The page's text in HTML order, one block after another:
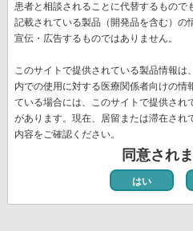
日本医用画像工学会の功績賞を
AIの開発、実用化、および普
ペ
ジ
送
り
先
頭
ペ
ー
ジ
« 最初
前
ペ
ー
ジ
‹‹
ペ
ー
ジ
3
ペ
ー
ジ
4
ペ
5
ペ
ー
ジ
10
ペ
ー
ジ
11
次
ペ
ー
ジ
››
最
終
ペ
ー
ジ
最終 »
新着情報一覧
患者と相談されることに代替するもので
記載されている製品（開発品を含む）の
宣伝・広告するものではありません。
このサイトで提供されている製品情報は
内での使用に対する医療関係者向けの
ている場合には、このサイトで提供され
があります。現在、居留または滞在され
内容をご確認ください。
同意され
はい